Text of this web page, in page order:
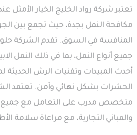
تعتبر شركة رواد الخليج الخيار
مكافحة النمل بجدة، حيث تجمع بين
المنافسة في السوق. تقدم الشركة
جميع أنواع النمل، بما في ذلك النمل
أحدث المبيدات وتقنيات الرش
الحشرات بشكل نهائي وآمن. تعتمد
متخصص مدرب على التعامل مع جميع
والمباني التجارية، مع مراعاة سلامة